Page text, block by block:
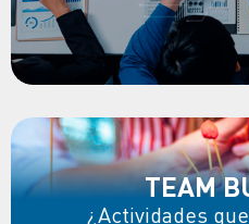
TEAM
¿Actividades